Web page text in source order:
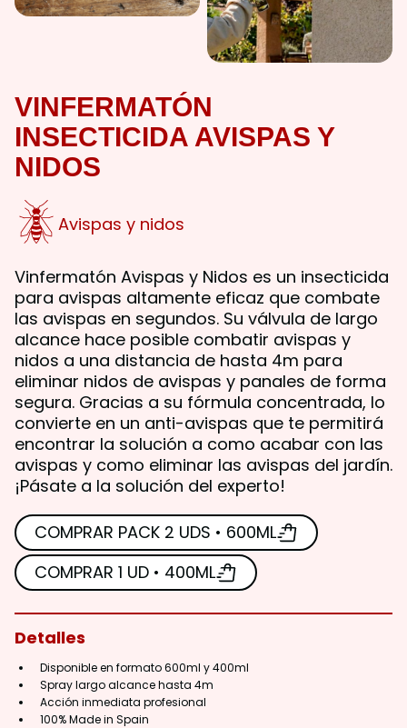
VINFERMATÓN
INSECTICIDA AVISPAS Y
NIDOS
Avispas y nidos
Vinfermatón Avispas y Nidos es un insecticida
para avispas altamente eficaz que combate
las avispas en segundos. Su válvula de largo
alcance hace posible combatir avispas y
nidos a una distancia de hasta 4m para
eliminar nidos de avispas y panales de forma
segura. Gracias a su fórmula concentrada, lo
convierte en un anti-avispas que te permitirá
encontrar la solución a como acabar con las
avispas y como eliminar las avispas del jardín.
¡Pásate a la solución del experto!
COMPRAR PACK 2 UDS • 600ML
COMPRAR 1 UD • 400ML
Detalles
Disponible en formato 600ml y 400ml
Spray largo alcance hasta 4m
Acción inmediata profesional
100% Made in Spain